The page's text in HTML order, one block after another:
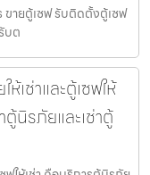
ายตู้เซฟ รับติดตั้งตู้เซฟ
บต
เช่าและตู้เซฟให้
นิรภัยและเช่าตู้